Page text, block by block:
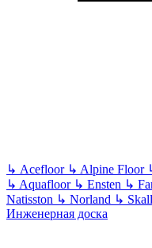
↳ Acefloor ↳ Alpine Floor
↳ Aquafloor ↳ Ensten ↳
Natisston ↳ Norland ↳
Инженерная доска